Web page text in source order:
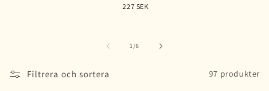
227 SEK
1/av
6
Filtrera och sortera 97 produkter